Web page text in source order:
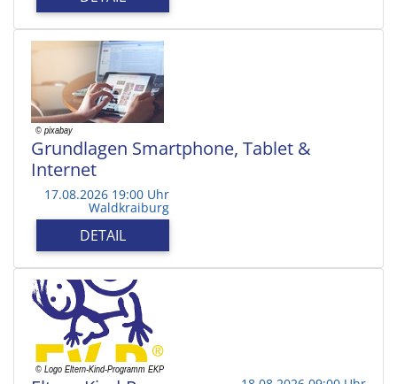
Grundlagen Smartphone, Tablet &
Internet
17.08.2026 19:00 Uhr
Waldkraiburg
DETAIL